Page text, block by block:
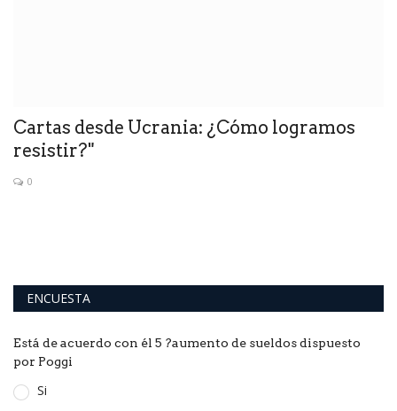
Cartas desde Ucrania: ¿Cómo logramos
resistir?"
0
ENCUESTA
Está de acuerdo con él 5 ?aumento de sueldos dispuesto
por Poggi
Si